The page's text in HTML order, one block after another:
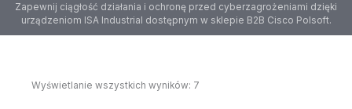
Zapewnij ciągłość działania i ochronę przed cyberzagrożeniami dzięki
urządzeniom ISA Industrial dostępnym w sklepie B2B Cisco Polsoft.
Wyświetlanie wszystkich wyników: 7